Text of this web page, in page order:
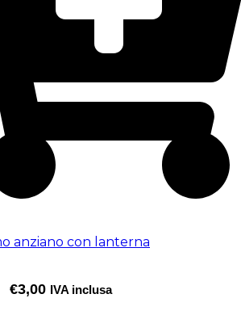
anziano con lanterna
€3,00 IVA inclusa